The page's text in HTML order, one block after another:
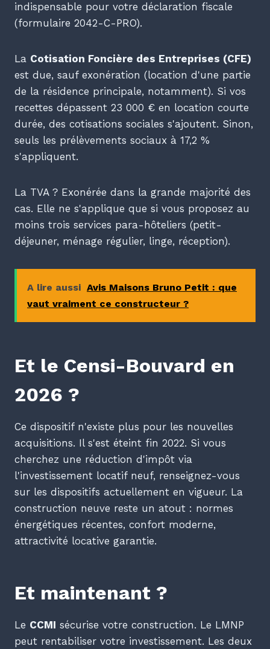
indispensable pour votre déclaration fiscale
(formulaire 2042-C-PRO).
La Cotisation Foncière des Entreprises (CFE)
est due, sauf exonération (location d'une partie
de la résidence principale, notamment). Si vos
recettes dépassent 23 000 € en location courte
durée, des cotisations sociales s'ajoutent. Sinon,
seuls les prélèvements sociaux à 17,2 %
s'appliquent.
La TVA ? Exonérée dans la grande majorité des
cas. Elle ne s'applique que si vous proposez au
moins trois services para-hôteliers (petit-
déjeuner, ménage régulier, linge, réception).
A lire aussi Avis Maisons Bruno Petit : que
vaut vraiment ce constructeur ?
Et le Censi-Bouvard en
2026 ?
Ce dispositif n'existe plus pour les nouvelles
acquisitions. Il s'est éteint fin 2022. Si vous
cherchez une réduction d'impôt via
l'investissement locatif neuf, renseignez-vous
sur les dispositifs actuellement en vigueur. La
construction neuve reste un atout : normes
énergétiques récentes, confort moderne,
attractivité locative garantie.
Et maintenant ?
Le CCMI sécurise votre construction. Le LMNP
peut rentabiliser votre investissement. Les deux